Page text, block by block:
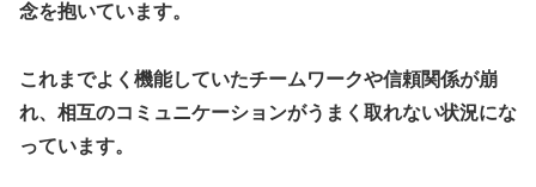
念を抱いています。
これまでよく機能していたチームワークや信頼関係が崩
れ、相互のコミュニケーションがうまく取れない状況にな
っています。